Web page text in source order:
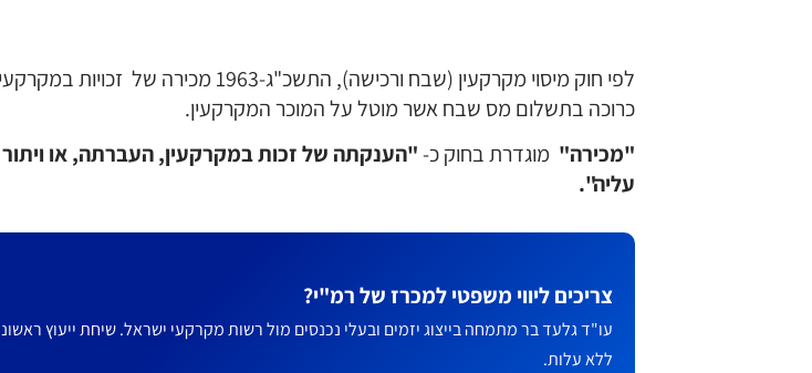
לפי חוק מיסוי מקרקעין (שבח ורכישה), התשכ"ג-1963 מכירה של זכויות
כרוכה בתשלום מס שבח אשר מוטל על המוכר המקרקעין.
"מכירה" מוגדרת בחוק כ- "הענקתה של זכות במקרקעין, העברתה, או ויתור
עליה".
צריכים ליווי משפטי למכרז של רמ"י?
עו"ד גלעד בר מתמחה בייצוג יזמים ובעלי נכנסים מול רשות מקרקעי ישראל. שיחת ייעוץ
ללא עלות.